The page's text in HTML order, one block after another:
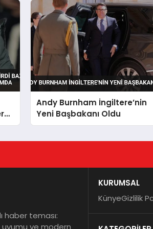
Andy Burnham İngiltere’nin
Yeni Başbakanı Oldu
haber teması:
uyumu ve modern
KURUMSAL
KünyeGizlilik